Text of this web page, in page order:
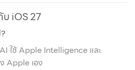
iOS 27
ใช้ Apple Intelligence และ
Apple เอง